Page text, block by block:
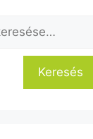
Keresés